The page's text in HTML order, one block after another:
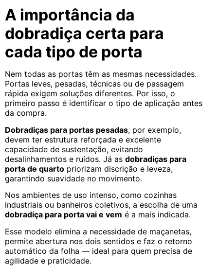
A importância da
dobradiça certa para
cada tipo de porta
Nem todas as portas têm as mesmas necessidades.
Portas leves, pesadas, técnicas ou de passagem
rápida exigem soluções diferentes. Por isso, o
primeiro passo é identificar o tipo de aplicação antes
da compra.
Dobradiças para portas pesadas, por exemplo,
devem ter estrutura reforçada e excelente
capacidade de sustentação, evitando
desalinhamentos e ruídos. Já as dobradiças para
porta de quarto priorizam discrição e leveza,
garantindo suavidade no movimento.
Nos ambientes de uso intenso, como cozinhas
industriais ou banheiros coletivos, a escolha de uma
dobradiça para porta vai e vem é a mais indicada.
Esse modelo elimina a necessidade de maçanetas,
permite abertura nos dois sentidos e faz o retorno
automático da folha — ideal para quem precisa de
agilidade e praticidade.